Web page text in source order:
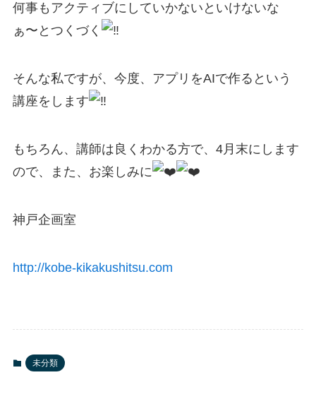
何事もアクティブにしていかないといけないな
ぁ〜とつくづく
そんな私ですが、今度、アプリをAIで作るという
講座をします
もちろん、講師は良くわかる方で、4月末にします
ので、また、お楽しみに
神戸企画室
http://kobe-kikakushitsu.com
未分類